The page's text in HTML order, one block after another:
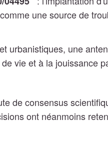
une source de
urbanistiques, une
vie et à la jouissance
de consensus
ont néanmoins